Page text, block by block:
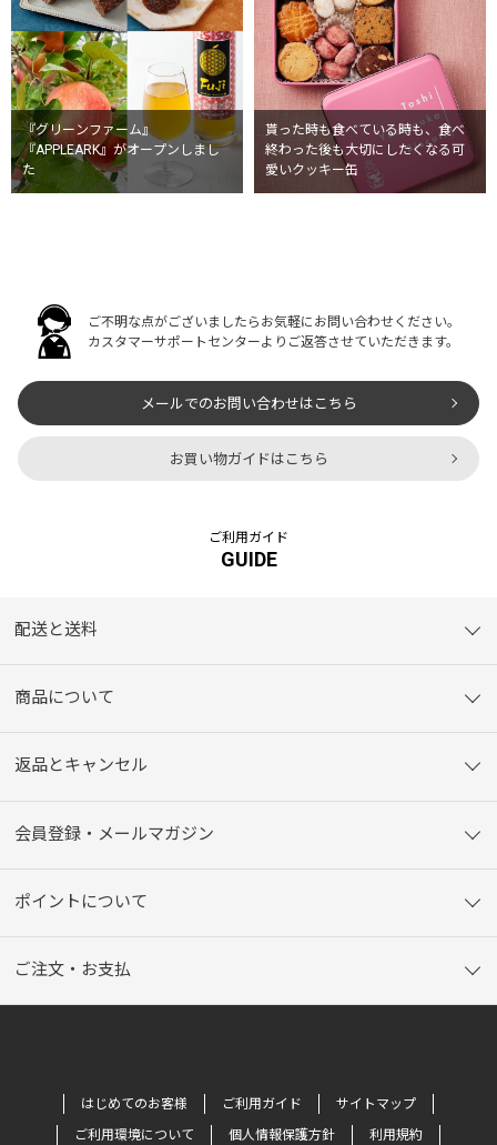
『グリーンファーム』
『APPLEARK』がオープンしまし
た
貰った時も食べている時も、食べ
終わった後も大切にしたくなる可
愛いクッキー缶
ご不明な点がございましたらお気軽にお問い合わせください。
カスタマーサポートセンターよりご返答させていただきます。
メールでのお問い合わせはこちら
お買い物ガイドはこちら
ご利用ガイド
GUIDE
配送と送料
商品について
返品とキャンセル
会員登録・メールマガジン
ポイントについて
ご注文・お支払
はじめてのお客様 ご利用ガイド
サイトマップ
ご利用環境について
個人情報保護方針 利用規約